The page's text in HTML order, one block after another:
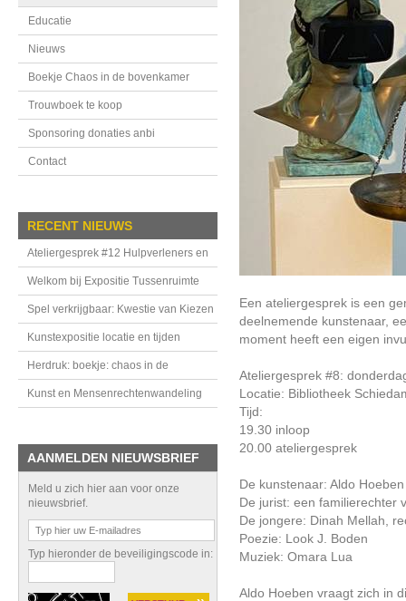
Educatie
Nieuws
Boekje Chaos in de bovenkamer
Trouwboek te koop
Sponsoring donaties anbi
Contact
RECENT NIEUWS
Ateliergesprek #12 Hulpverleners en
handhavers in de Tussenruimte
Welkom bij Expositie Tussenruimte
Spel verkrijgbaar: Kwestie van Kiezen
Kunstexpositie locatie en tijden
Herdruk: boekje: chaos in de
bovenkamer
Kunst en Mensenrechtenwandeling
AANMELDEN NIEUWSBRIEF
Meld u zich hier aan voor onze
nieuwsbrief.
Typ hieronder de beveiligingscode in:
Een ateliergesprek is een
deelnemende kunstenaar,
moment heeft een eigen
Ateliergesprek #8:
Locatie: Bibliotheek
Tijd:
19.30 inloop
20.00 ateliergesprek
De kunstenaar: Aldo Hoeben
De jurist: een familierechter
De jongere: Dinah Mellah,
Poezie: Look J. Boden
Muziek: Omara Lua
Aldo Hoeben vraagt zich in